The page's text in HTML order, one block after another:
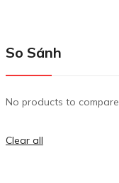
So Sánh
No products to compare
Clear all